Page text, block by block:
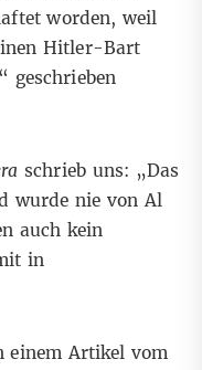
worden, weil
Hitler-Bart
geschrieben
schrieb uns: „Das
wurde nie von Al
auch kein
in
einem Artikel vom